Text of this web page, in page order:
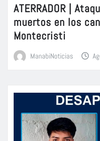
ATERRADOR |
muertos en los
Montecristi
ManabiNoticias